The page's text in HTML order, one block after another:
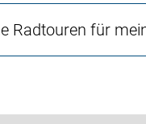
Radtouren für